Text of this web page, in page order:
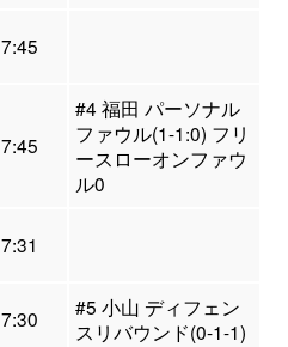
7:45
7:45
#4 福田 パーソナル
ファウル(1-1:0) フリ
ースローオンファウ
ル0
7:31
7:30
#5 小山 ディフェン
スリバウンド(0-1-1)